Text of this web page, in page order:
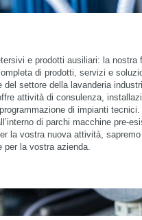
e prodotti ausiliari: la nostra
di prodotti, servizi e
settore della lavanderia
attività di consulenza,
di impianti tecnici.
di parchi macchine pre-
la vostra nuova attività, sapremo
per la vostra azienda.